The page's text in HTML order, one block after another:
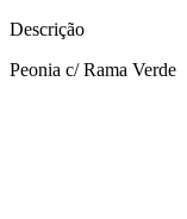
Descrição
Peonia c/ Rama Verde